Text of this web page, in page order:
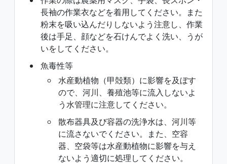
長袖の作業衣などを着用してください。また
粉末を吸い込んだりしないよう注意し、作業
後は手足、顔などを石けんでよく洗い、うが
いをしてください。
魚毒性等
水産動植物（甲殻類）に影響を及ぼす
ので、河川、養殖池等に流入しないよ
う水管理に注意してください。
散布器具及び容器の洗浄水は、河川等
に流さないでください。また、空容
器、空袋等は水産動植物に影響を与え
ないよう適切に処理してください。